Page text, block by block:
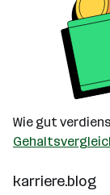
Wie gut
karriere.blog